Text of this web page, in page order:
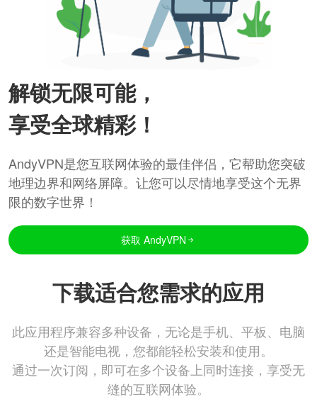
解锁无限可能，
享受全球精彩！
AndyVPN是您互联网体验的最佳伴侣，它帮助您突破
地理边界和网络屏障。让您可以尽情地享受这个无界
限的数字世界！
获取 AndyVPN
下载适合您需求的应用
此应用程序兼容多种设备，无论是手机、平板、电脑
还是智能电视，您都能轻松安装和使用。
通过一次订阅，即可在多个设备上同时连接，享受无
缝的互联网体验。